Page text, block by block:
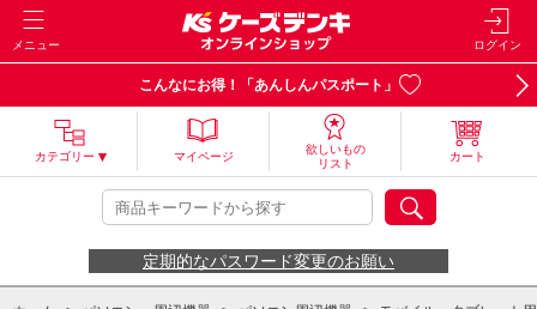
メニュー ログイン
こんなにお得！「あんしんパスポート」
カテゴリー マイページ
欲しいもの
リスト
カート
定期的なパスワード変更のお願い